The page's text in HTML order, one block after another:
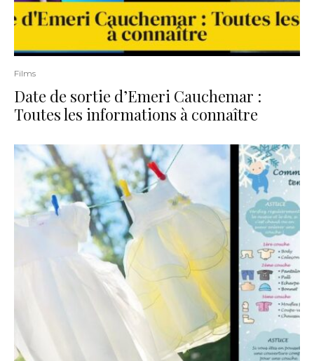
Films
Date de sortie d’Emeri Cauchemar :
Toutes les informations à connaître